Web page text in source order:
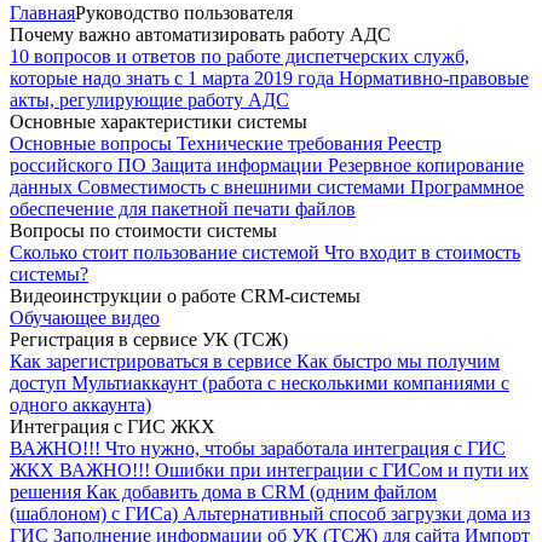
ГлавнаяРуководство пользователя
Почему важно автоматизировать работу АДС
10 вопросов и ответов по работе диспетчерских служб,
которые надо знать с 1 марта 2019 года Нормативно-правовые
акты, регулирующие работу АДС
Основные характеристики системы
Основные вопросы Технические требования Реестр
российского ПО Защита информации Резервное копирование
данных Совместимость с внешними системами Программное
обеспечение для пакетной печати файлов
Вопросы по стоимости системы
Сколько стоит пользование системой Что входит в стоимость
системы?
Видеоинструкции о работе CRM-сиcтемы
Обучающее видео
Регистрация в сервисе УК (ТСЖ)
Как зарегистрироваться в сервисе Как быстро мы получим
доступ Мультиаккаунт (работа с несколькими компаниями с
одного аккаунта)
Интеграция с ГИС ЖКХ
ВАЖНО!!! Что нужно, чтобы заработала интеграция с ГИС
ЖКХ ВАЖНО!!! Ошибки при интеграции с ГИСом и пути их
решения Как добавить дома в CRM (одним файлом
(шаблоном) с ГИСа) Альтернативный способ загрузки дома из
ГИС Заполнение информации об УК (ТСЖ) для сайта Импорт